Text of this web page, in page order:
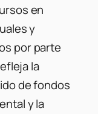
en
y
por parte
la
de fondos
y la